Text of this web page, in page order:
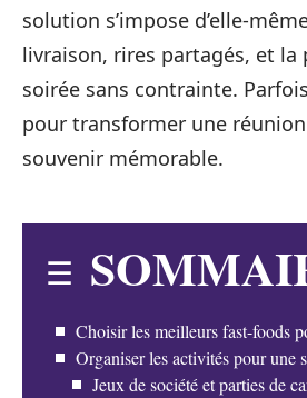
solution s’impose d’elle-
livraison, rires partagés, et la
soirée sans contrainte.
pour transformer une
souvenir mémorable.
Choisir les meilleurs fast-foods
Organiser les activités pour une
Jeux de société et parties de